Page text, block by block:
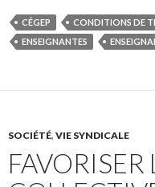
CÉGEP CONDITIONS DE
ENSEIGNANTES
SOCIÉTÉ, VIE SYNDICALE
FAVORISER